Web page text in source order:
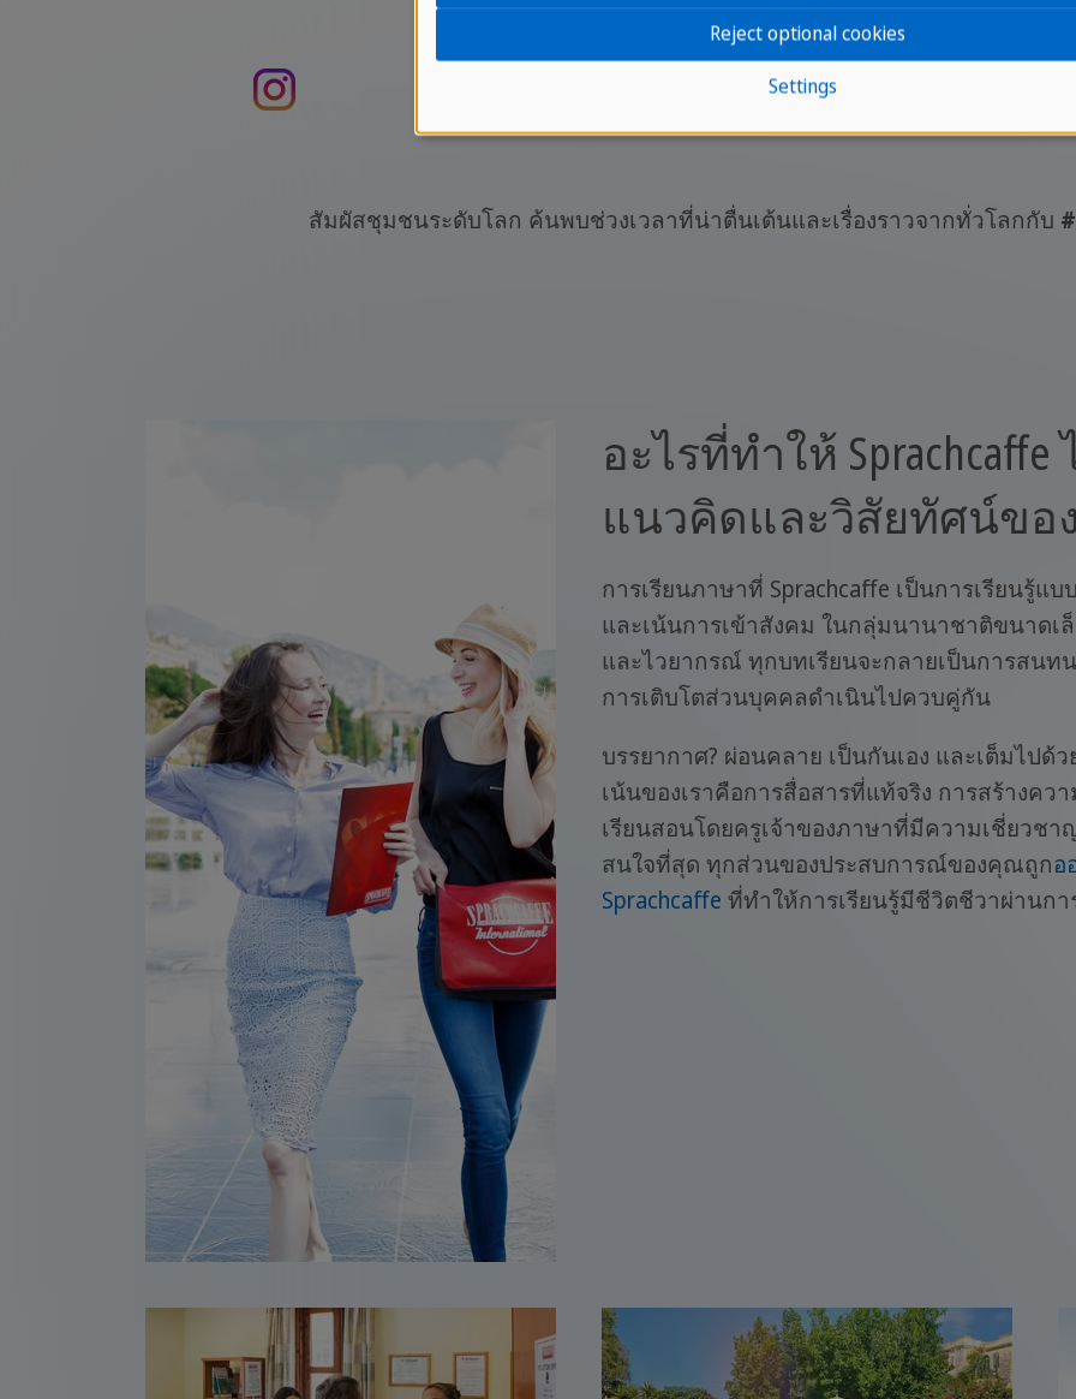
สัมผัสชุมชนระดับโลก ค้นพบช่วงเวลาที่น่าตื่นเต้นและเรื่องราวจากทั่วโลกกับ
อะไรที่ทำให้
แนวคิดและวิสัยทัศน์ของ
การเรียนภาษาที่ Sprachcaffe เป็นการเรียนรู้
และเน้นการเข้าสังคม ในกลุ่มนานาชาติขนาด
และไวยากรณ์ ทุกบทเรียนจะกลายเป็นการสน
การเติบโตส่วนบุคคลดำเนินไปควบคู่กัน
บรรยากาศ? ผ่อนคลาย เป็นกันเอง และเต็มไป
เน้นของเราคือการสื่อสารที่แท้จริง การสร้างค
เรียนสอนโดยครูเจ้าของภาษาที่มีความเชี่ยวช
สนใจที่สุด ทุกส่วนของประสบการณ์ของคุณถูกอ
Sprachcaffe ที่ทำให้การเรียนรู้มีชีวิตชีวาผ่านก
Settings
Reject optional cookies